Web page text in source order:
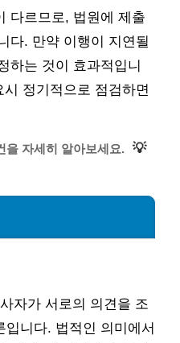
다르므로, 법원에 제출
다. 만약 이행이 지연될
하는 것이 효과적입니
정기적으로 점검하면
을 자세히 알아보세요. 💡
자가 서로의 의견을 조
니다. 법적인 의미에서